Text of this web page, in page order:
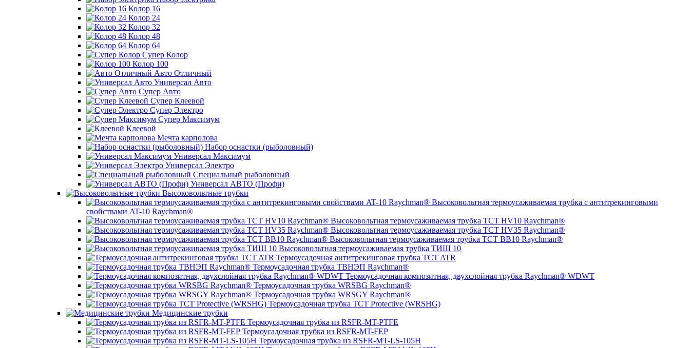
Колор 16
Колор 24
Колор 32
Колор 48
Колор 64
Супер Колор
Колор 100
Авто Отличный
Универсал Авто
Супер Авто
Супер Клеевой
Супер Электро
Супер Максимум
Клеевой
Мечта карполова
Набор оснастки (рыболовный)
Универсал Максимум
Универсал Электро
Специальный рыболовный
Универсал АВТО (Профи)
Высоковольтные трубки
Высоковольтная термоусаживаемая трубка с антитрекинговыми
свойствами AT-10 Raychman®
Высоковольтная термоусаживаемая трубка TCT HV10 Raychman®
Высоковольтная термоусаживаемая трубка TCT HV35 Raychman®
Высоковольтная термоусаживаемая трубка TCT BB10 Raychman®
Высоковольтная термоусаживаемая трубка ТИШ 10
Термоусадочная антитрекинговая трубка TCT ATR
Термоусадочная трубка ТВНЭП Raychman®
Термоусадочная композитная, двухслойная трубка Raychman® WDWT
Термоусадочная трубка WRSBG Raychman®
Термоусадочная трубка WRSGY Raychman®
Термоусадочная трубка TCT Protective (WRSHG)
Медицинские трубки
Термоусадочная трубка из RSFR-MT-PTFE
Термоусадочная трубка из RSFR-MT-FEP
Термоусадочная трубка из RSFR-MT-LS-105H